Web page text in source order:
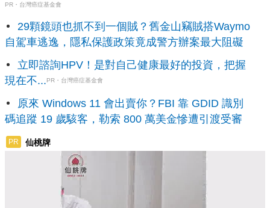
PR・台灣癌症基金會
29顆鏡頭也抓不到一個賊？舊金山竊賊搭Waymo
自駕車逃逸，隱私保護政策竟成警方辦案最大阻礙
立即諮詢HPV！是對自己健康最好的投資，把握
現在不...PR・台灣癌症基金會
原來 Windows 11 會出賣你？FBI 靠 GDID 識別
碼追蹤 19 歲駭客，勒索 800 萬美金慘遭引渡受審
PR 仙桃牌